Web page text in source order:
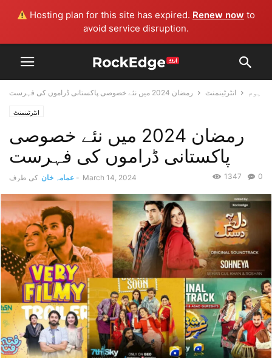
Hosting plan for this site has expired. Renew now to
avoid service disruption.
ہوم انٹرٹینمنٹ رمضان 2024 میں نئے خصوصی پاکستانی ڈراموں کی فہرست
انٹرٹینمنٹ
رمضان 2024 میں نئے خصوصی
پاکستانی ڈراموں کی فہرست
کی طرف عمامہ خان - March 14, 2024 0
1347